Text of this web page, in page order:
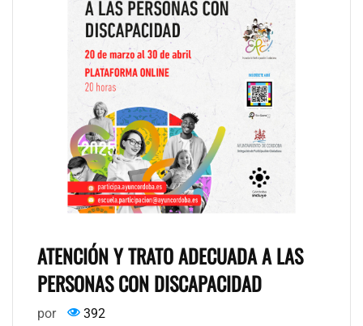
ATENCIÓN Y TRATO ADECUADA A LAS
PERSONAS CON DISCAPACIDAD
por 392